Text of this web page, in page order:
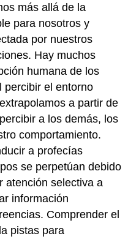
más allá de la
para nosotros y
por nuestros
Hay muchos
humana de los
percibir el entorno
a partir de
a los demás, los
comportamiento.
a profecías
se perpetúan debido
atención selectiva a
información
Comprender el
pistas para